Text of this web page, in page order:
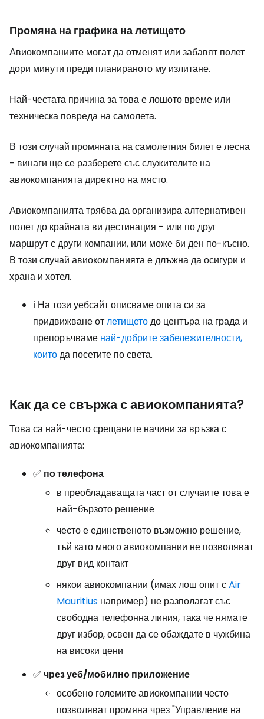
Промяна на графика на летището
Авиокомпаниите могат да отменят или забавят полет
дори минути преди планираното му излитане.
Най-честата причина за това е лошото време или
техническа повреда на самолета.
В този случай промяната на самолетния билет е лесна
- винаги ще се разберете със служителите на
авиокомпанията директно на място.
Авиокомпанията трябва да организира алтернативен
полет до крайната ви дестинация - или по друг
маршрут с други компании, или може би ден по-късно.
В този случай авиокомпанията е длъжна да осигури и
храна и хотел.
ℹ️ На този уебсайт описваме опита си за
придвижване отлетищетодо центъра на града и
препоръчваме най-добрите забележителности,
коитода посетите по света.
Как да се свържа с авиокомпанията?
Това са най-често срещаните начини за връзка с
авиокомпанията:
✅ по телефона
в преобладаващата част от случаите това е
най-бързото решение
често е единственото възможно решение,
тъй като много авиокомпании не позволяват
друг вид контакт
някои авиокомпании (имах лош опит сAir
Mauritius например) не разполагат със
свободна телефонна линия, така че нямате
друг избор, освен да се обаждате в чужбина
на високи цени
✅ чрез уеб/мобилно приложение
особено големите авиокомпании често
позволяват промяна чрез "Управление на